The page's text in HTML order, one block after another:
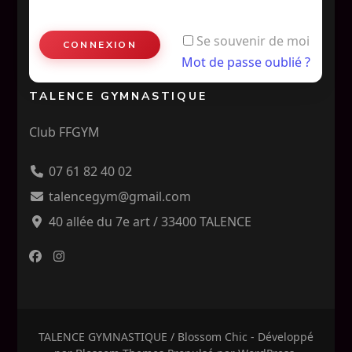
Se souvenir de moi
Mot de passe oublié ?
TALENCE GYMNASTIQUE
Club FFGYM
07 61 82 40 02
talencegym@gmail.com
40 allée du 7e art / 33400 TALENCE
TALENCE GYMNASTIQUE / Blossom Chic - Développé